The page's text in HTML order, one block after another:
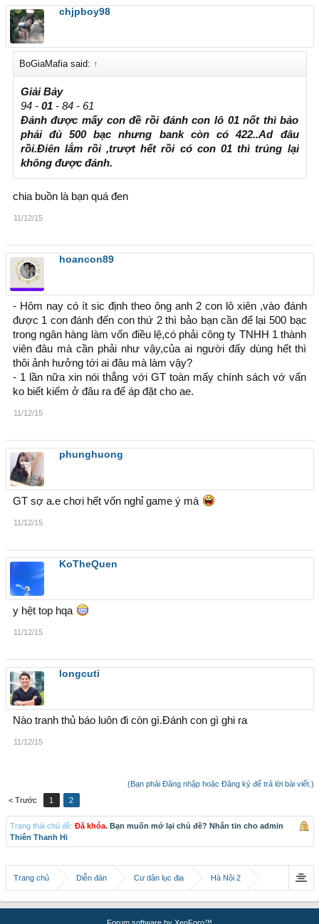
chjpboy98
BoGiaMafia said: ↑
Giải Bảy
94 - 01- 84 - 61
Đánh được mấy con đề rồi đánh con lô 01 nốt thì bảo
phải đủ 500 bạc nhưng bank còn có 422..Ad đâu
rồi.Điên lắm rồi ,trượt hết rồi có con 01 thì trúng lại
không được đánh.
chia buồn là bạn quá đen
11/12/15
hoancon89
- Hôm nay có ít sic định theo ông anh 2 con lô xiên ,vào đánh
được 1 con đánh đến con thứ 2 thì bảo bạn cần để lại 500 bạc
trong ngân hàng làm vốn điều lệ,có phải công ty TNHH 1 thành
viên đâu mà cần phải như vậy,của ai người đấy dùng hết thì
thôi ảnh hưởng tới ai đâu mà làm vậy?
- 1 lần nữa xin nói thẳng với GT toàn mấy chính sách vớ vẩn
ko biết kiếm ở đâu ra để áp đặt cho ae.
11/12/15
phunghuong
GT sợ a.e chơi hết vốn nghỉ game ý mà
11/12/15
KoTheQuen
y hệt top hqa
11/12/15
longcuti
Nào tranh thủ báo luôn đi còn gì.Đánh con gì ghi ra
11/12/15
(Bạn phải Đăng nhập hoặc Đăng ký để trả lời bài viết.)
< Trước
1 2
Trạng thái chủ đề: Đã khóa. Bạn muốn mở lại chủ đề? Nhắn tin cho admin
Thiên Thanh Hi
Trang chủ Diễn đàn Cư dân lục địa Hà Nội 2